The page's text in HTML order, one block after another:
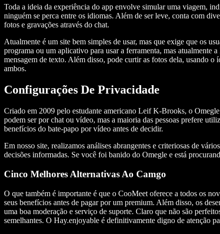
Toda a ideia da experiência do app envolve simular uma viagem,
ninguém se perca entre os idiomas. Além de ser leve, conta com
fotos e gravações através do chat.
Atualmente é um site bem simples de usar, mas que exige que os
programa ou um aplicativo para usar a ferramenta, mas atualmente
mensagem de texto. Além disso, pode curtir as fotos dela, usando
ambos.
Configurações De Privacidade
Criado em 2009 pelo estudante americano Leif K-Brooks, o
podem ser por chat ou vídeo, mas a maioria das pessoas prefere
benefícios do bate-papo por vídeo antes de decidir.
Em nosso site, realizamos análises abrangentes e criteriosas de
decisões informadas. Se você foi banido do Omegle e está
Cinco Melhores Alternativas Ao Camgo
O que também é importante é que o CooMeet oferece a todos os
seus benefícios antes de pagar por um premium. Além disso, os
uma boa moderação e serviço de suporte. Claro que não são
semelhantes. O Hay.enjoyable é definitivamente digno de atenção